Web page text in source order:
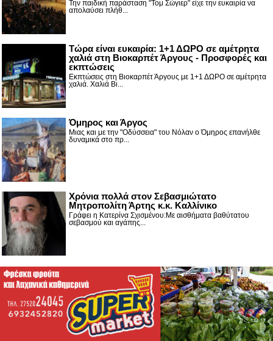
Την παιδική παράσταση "Τομ Σώγιερ" είχε την ευκαιρία να
απολαύσει πλήθ...
Τώρα είναι ευκαιρία: 1+1 ΔΩΡΟ σε αμέτρητα
χαλιά στη Βιοκαρπέτ Άργους - Προσφορές και
εκπτώσεις
Εκπτώσεις στη Βιοκαρπέτ Άργους με 1+1 ΔΩΡΟ σε αμέτρητα
χαλιά. Χαλιά Βι...
Όμηρος και Άργος
Μιας και με την "Οδύσσεια" του Νόλαν ο Όμηρος επανήλθε
δυναμικά στο πρ...
Χρόνια πολλά στον Σεβασμιώτατο
Μητροπολίτη Άρτης κ.κ. Καλλίνικο
Γράφει η Κατερίνα Σχισμένου:Με αισθήματα βαθύτατου
σεβασμού και αγάπης...